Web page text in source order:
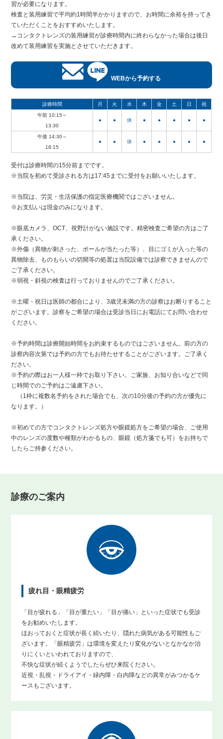
習が必要になります。
検査と装用練習で平均約1時間半かかりますので、お時間に余裕を持ってき
ていただくことをおすすめいたします。
→コンタクトレンズの装用練習が診療時間内に終わらなかった場合は後日
改めて装用練習を実施とさせていただきます。
WEBから予約する
診療時間 月 火 水 木 金 土 日
祝
午前 10:15～
13:30
● ● 休 ● ● ● ● ●
午後 14:30～
18:15
● ● 休 ● ● ● ● ●
受付は診療時間の15分前までです。
※当院を初めて受診される方は17:45までに受付をお願いいたします。
※当院は、労災・生活保護の指定医療機関ではございません。
※お支払いは現金のみになります。
※眼底カメラ、OCT、視野計がない施設です。精密検査ご希望の方はご了
承ください。
※外傷（異物が刺さった、ボールが当たった等）、目にゴミが入った等の
異物除去、ものもらいの切開等の処置は当院設備では診察できませんので
ご了承ください。
※弱視・斜視の検査は行っておりませんのでご了承ください。
※土曜・祝日は医師の都合により、3歳児未満の方の診察はお断りすること
がございます。診察をご希望の場合は受診当日にお電話にてお問い合わせ
ください。
※予約時間は診療開始時間をお約束するものではございません。前の方の
診察内容次第では予約の方でもお待たせすることがございます。ご了承く
ださい。
※予約の際はお一人様一枠でお取り下さい。ご家族、お知り合いなどで同
じ時間でのご予約はご遠慮下さい。
（1枠に複数名予約をされた場合でも、次の10分後の予約の方が優先に
なります。）
※初めての方でコンタクトレンズ処方や眼鏡処方をご希望の場合、ご使用
中のレンズの度数や種類がわかるもの、眼鏡（処方箋でも可）をお持ちで
したらご持参ください。
診療のご案内
疲れ目・眼精疲労
「目が疲れる」「目が重たい」「目が痛い」といった症状でも受診
をお勧めいたします。
ほおっておくと症状が長く続いたり、隠れた病気がある可能性もご
ざいます。「眼精疲労」は環境を変えたり変化がないとなかなか治
りにくいといわれておりますので、
不快な症状が続くようでしたらぜひ来院ください。
近視・乱視・ドライアイ・緑内障・白内障などの異常がみつかるケ
ースもございます。